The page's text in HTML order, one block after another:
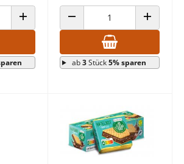
ANZAHL ERHÖHENANZAHL VERRINGERN ANZAHL
ab3Stück5% sparen